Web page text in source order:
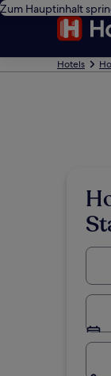
Zum Hauptinhalt
Hotels